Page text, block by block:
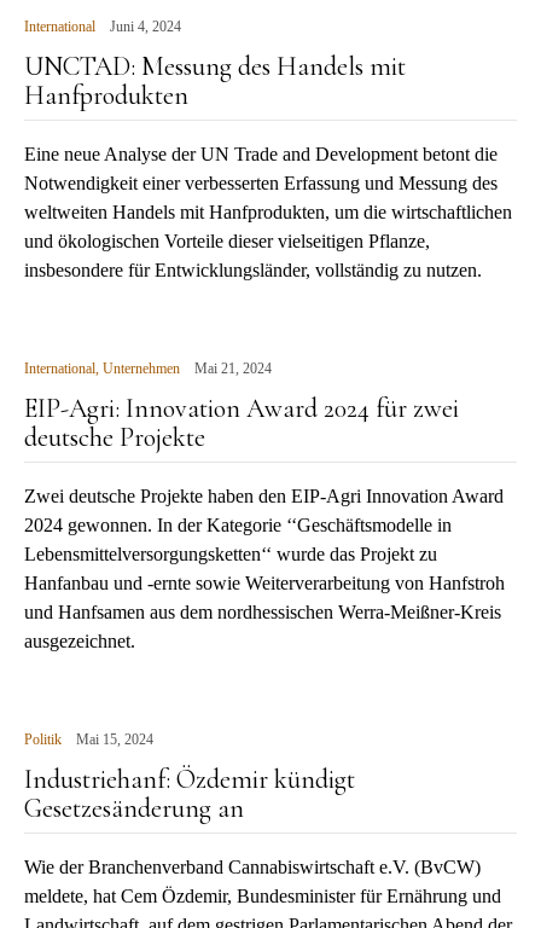
International Juni 4, 2024
UNCTAD: Messung des Handels mit
Hanfprodukten
Eine neue Analyse der UN Trade and Development betont die
Notwendigkeit einer verbesserten Erfassung und Messung des
weltweiten Handels mit Hanfprodukten, um die wirtschaftlichen
und ökologischen Vorteile dieser vielseitigen Pflanze,
insbesondere für Entwicklungsländer, vollständig zu nutzen.
International, Unternehmen Mai 21, 2024
EIP-Agri: Innovation Award 2024 für zwei
deutsche Projekte
Zwei deutsche Projekte haben den EIP-Agri Innovation Award
2024 gewonnen. In der Kategorie ‘‘Geschäftsmodelle in
Lebensmittelversorgungsketten‘‘ wurde das Projekt zu
Hanfanbau und -ernte sowie Weiterverarbeitung von Hanfstroh
und Hanfsamen aus dem nordhessischen Werra-Meißner-Kreis
ausgezeichnet.
Politik Mai 15, 2024
Industriehanf: Özdemir kündigt
Gesetzesänderung an
Wie der Branchenverband Cannabiswirtschaft e.V. (BvCW)
meldete, hat Cem Özdemir, Bundesminister für Ernährung und